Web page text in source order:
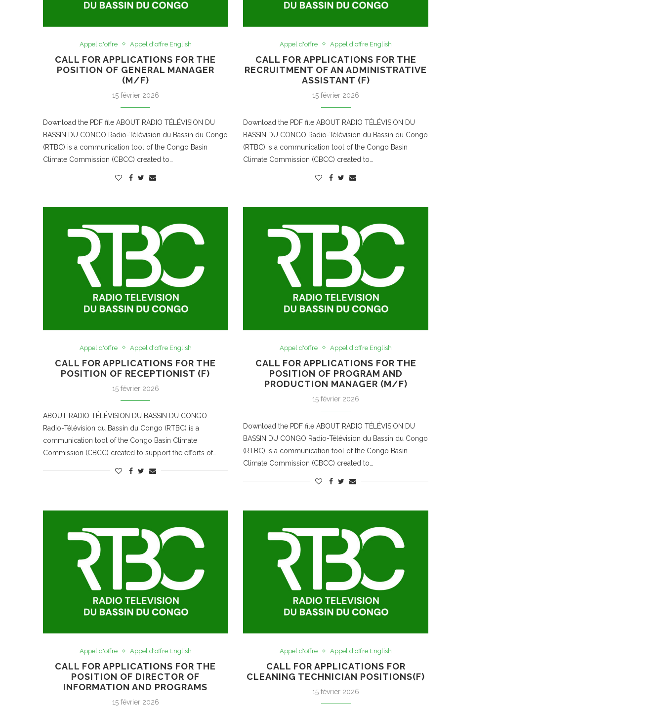
Appel d'offre Appel d'offre English
CALL FOR APPLICATIONS FOR THE
POSITION OF GENERAL MANAGER
(M/F)
15 février 2026
Download the PDF file ABOUT RADIO TÉLÉVISION DU
BASSIN DU CONGO Radio-Télévision du Bassin du Congo
(RTBC) is a communication tool of the Congo Basin
Climate Commission (CBCC) created to…
Appel d'offre Appel d'offre English
CALL FOR APPLICATIONS FOR THE
RECRUITMENT OF AN ADMINISTRATIVE
ASSISTANT (F)
15 février 2026
Download the PDF file ABOUT RADIO TÉLÉVISION DU
BASSIN DU CONGO Radio-Télévision du Bassin du Congo
(RTBC) is a communication tool of the Congo Basin
Climate Commission (CBCC) created to…
Appel d'offre Appel d'offre English
CALL FOR APPLICATIONS FOR THE
POSITION OF RECEPTIONIST (F)
15 février 2026
ABOUT RADIO TÉLÉVISION DU BASSIN DU CONGO
Radio-Télévision du Bassin du Congo (RTBC) is a
communication tool of the Congo Basin Climate
Commission (CBCC) created to support the efforts of…
Appel d'offre Appel d'offre English
CALL FOR APPLICATIONS FOR THE
POSITION OF PROGRAM AND
PRODUCTION MANAGER (M/F)
15 février 2026
Download the PDF file ABOUT RADIO TÉLÉVISION DU
BASSIN DU CONGO Radio-Télévision du Bassin du Congo
(RTBC) is a communication tool of the Congo Basin
Climate Commission (CBCC) created to…
Appel d'offre Appel d'offre English
CALL FOR APPLICATIONS FOR THE
POSITION OF DIRECTOR OF
INFORMATION AND PROGRAMS
15 février 2026
Appel d'offre Appel d'offre English
CALL FOR APPLICATIONS FOR
CLEANING TECHNICIAN POSITIONS(F)
15 février 2026